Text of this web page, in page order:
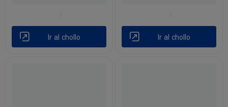
Ir al chollo Ir al chollo